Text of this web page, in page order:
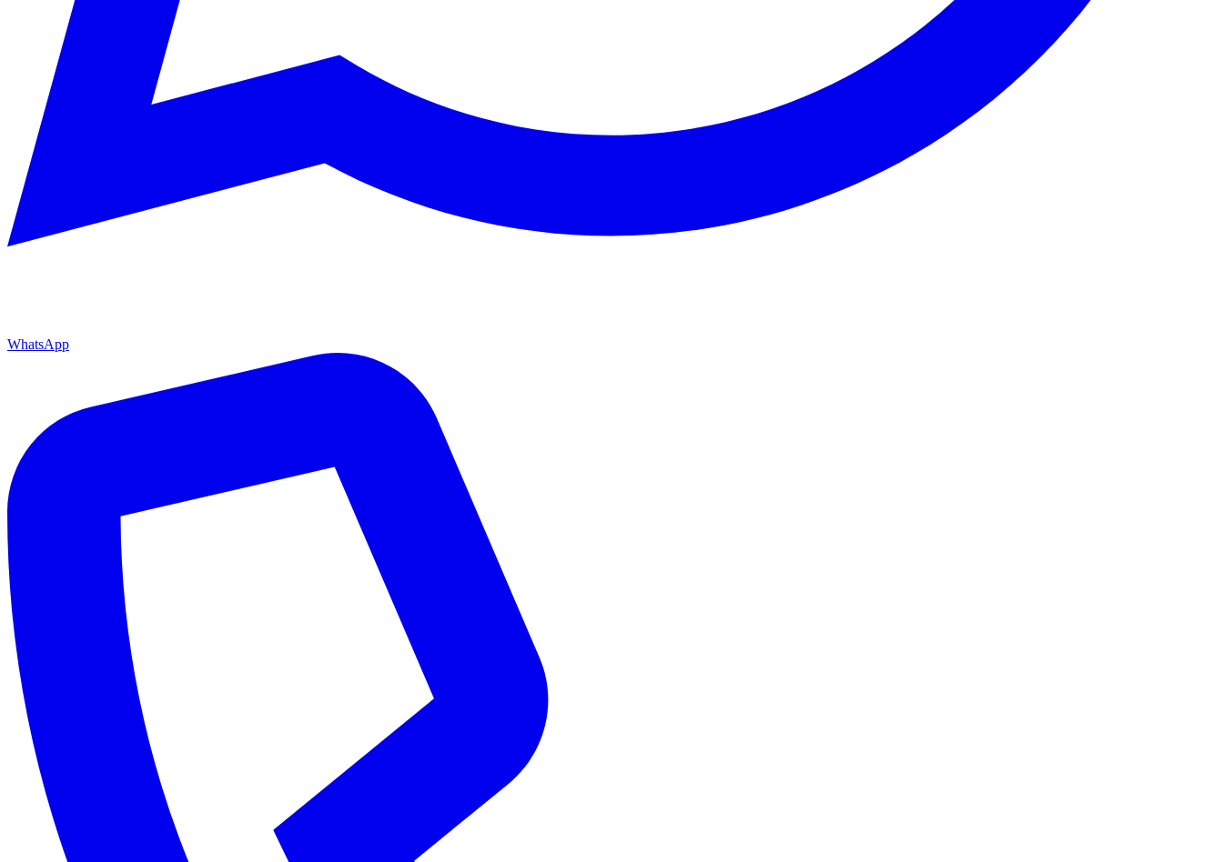
WhatsApp